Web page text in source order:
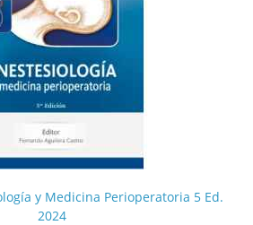
y Medicina Perioperatoria 5 Ed.
2024